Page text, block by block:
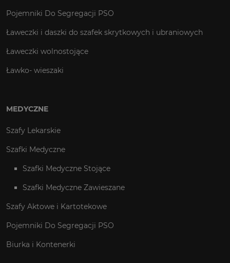
Pojemniki Do Segregacji PSO
Ławeczki i daszki do szafek skrytkowych i ubraniowych
Ławeczki wolnostojące
Ławko- wieszaki
MEDYCZNE
Szafy Lekarskie
Szafki Medyczne
Szafki Medyczne Stojące
Szafki Medyczne Zawieszane
Szafy Aktowe i Kartotekowe
Pojemniki Do Segregacji PSO
Biurka i Kontenerki